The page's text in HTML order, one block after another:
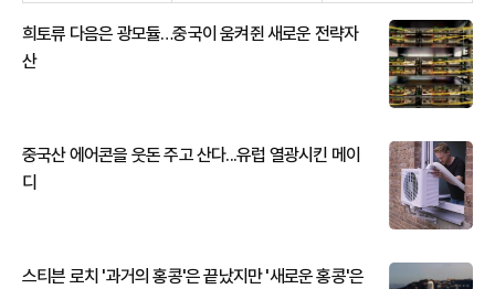
희토류 다음은 광모듈…중국이 움켜쥔 새로운 전략자
산
중국산 에어콘을 웃돈 주고 산다...유럽 열광시킨 메이
디
스티븐 로치 '과거의 홍콩'은 끝났지만 '새로운 홍콩'은